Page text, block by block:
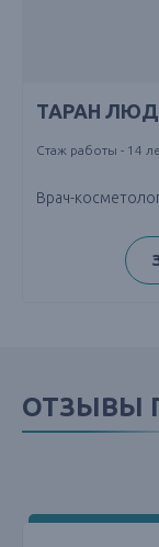
ТАРАН
Стаж работы - 14
Врач-
ОТЗЫВЫ